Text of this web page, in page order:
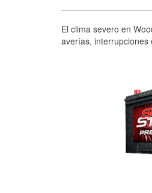
El clima severo en
averías, interrupciones